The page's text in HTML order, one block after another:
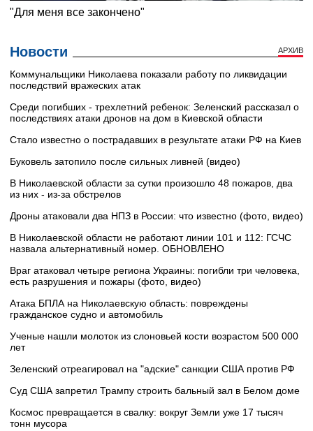
Новости АРХИВ
Коммунальщики Николаева показали работу по ликвидации
последствий вражеских атак
Среди погибших - трехлетний ребенок: Зеленский рассказал о
последствиях атаки дронов на дом в Киевской области
Стало известно о пострадавших в результате атаки РФ на Киев
Буковель затопило после сильных ливней (видео)
В Николаевской области за сутки произошло 48 пожаров, два
из них - из-за обстрелов
Дроны атаковали два НПЗ в России: что известно (фото, видео)
В Николаевской области не работают линии 101 и 112: ГСЧС
назвала альтернативный номер. ОБНОВЛЕНО
Враг атаковал четыре региона Украины: погибли три человека,
есть разрушения и пожары (фото, видео)
Атака БПЛА на Николаевскую область: повреждены
гражданское судно и автомобиль
Ученые нашли молоток из слоновьей кости возрастом 500 000
лет
Зеленский отреагировал на "адские" санкции США против РФ
Суд США запретил Трампу строить бальный зал в Белом доме
Космос превращается в свалку: вокруг Земли уже 17 тысяч
тонн мусора